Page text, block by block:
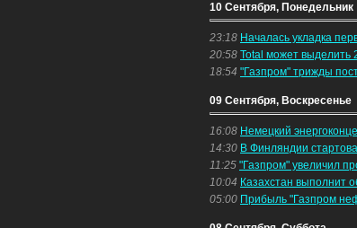
10 Сентября, Понедельник
23:18 Началась укладка
20:58 Total может выделить
18:54 "Газпром" трижды
09 Сентября, Воскресенье
16:08 Немецкий
14:30 В Финляндии
11:25 "Газпром" увеличил
10:04 Казахстан выполнит
05:00 Прибыль "Газпром